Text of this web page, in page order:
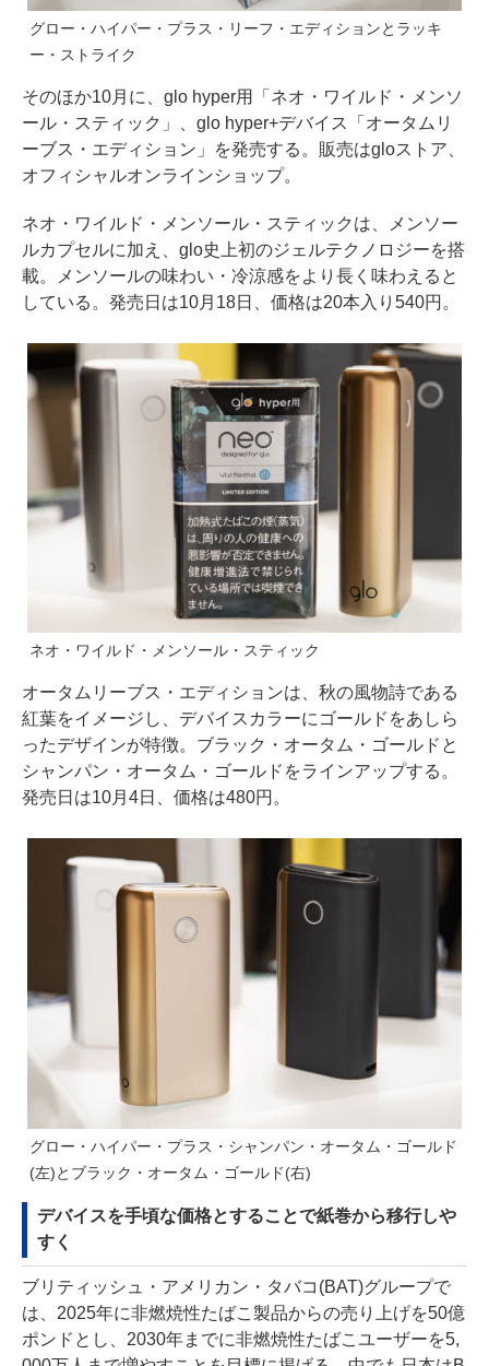
グロー・ハイパー・プラス・リーフ・エディションとラッキ
ー・ストライク
そのほか10月に、glo hyper用「ネオ・ワイルド・メンソ
ール・スティック」、glo hyper+デバイス「オータムリ
ーブス・エディション」を発売する。販売はgloストア、
オフィシャルオンラインショップ。
ネオ・ワイルド・メンソール・スティックは、メンソー
ルカプセルに加え、glo史上初のジェルテクノロジーを搭
載。メンソールの味わい・冷涼感をより長く味わえると
している。発売日は10月18日、価格は20本入り540円。
ネオ・ワイルド・メンソール・スティック
オータムリーブス・エディションは、秋の風物詩である
紅葉をイメージし、デバイスカラーにゴールドをあしら
ったデザインが特徴。ブラック・オータム・ゴールドと
シャンパン・オータム・ゴールドをラインアップする。
発売日は10月4日、価格は480円。
グロー・ハイパー・プラス・シャンパン・オータム・ゴールド
(左)とブラック・オータム・ゴールド(右)
デバイスを手頃な価格とすることで紙巻から移行しや
すく
ブリティッシュ・アメリカン・タバコ(BAT)グループで
は、2025年に非燃焼性たばこ製品からの売り上げを50億
ポンドとし、2030年までに非燃焼性たばこユーザーを5,